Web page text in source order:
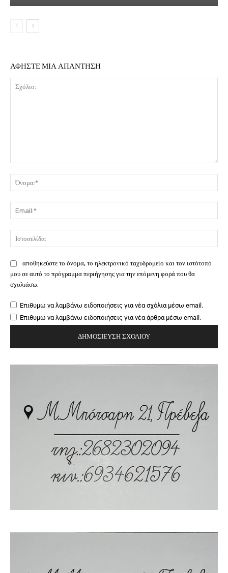
ΑΦΗΣΤΕ ΜΙΑ ΑΠΑΝΤΗΣΗ
αποθηκεύστε το όνομα, το ηλεκτρονικό ταχυδρομείο και τον ιστότοπό
μου σε αυτό το πρόγραμμα περιήγησης για την επόμενη φορά που θα
σχολιάσω.
Επιθυμώ να λαμβάνω ειδοποιήσεις για νέα σχόλια μέσω email.
Επιθυμώ να λαμβάνω ειδοποιήσεις για νέα άρθρα μέσω email.